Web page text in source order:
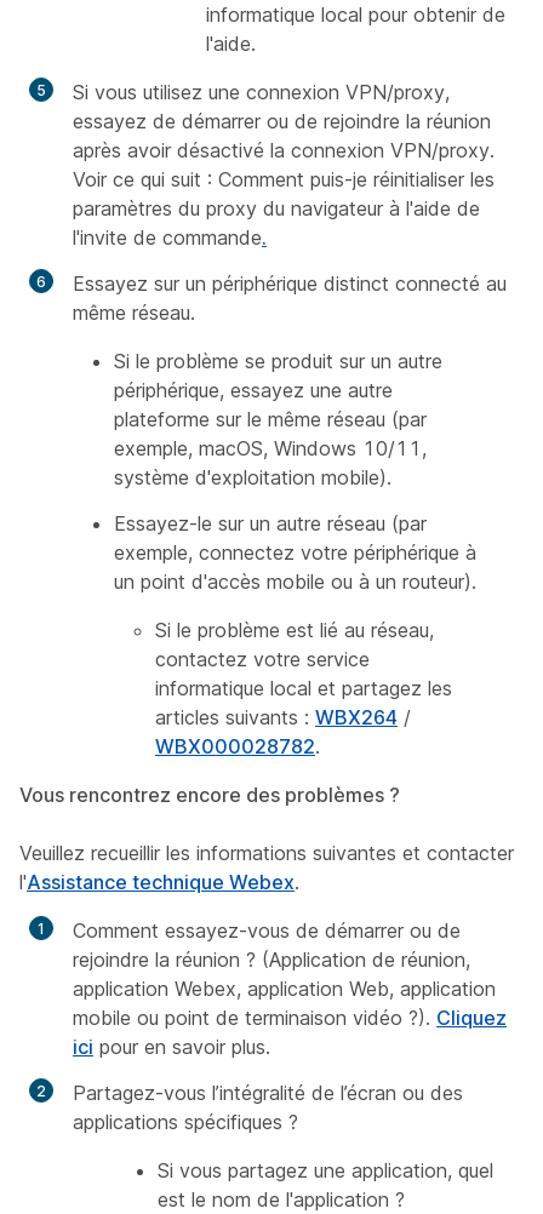
informatique local pour obtenir de
l'aide.
Si vous utilisez une connexion VPN/proxy,
essayez de démarrer ou de rejoindre la réunion
après avoir désactivé la connexion VPN/proxy.
Voir ce qui suit : Comment puis-je réinitialiser les
paramètres du proxy du navigateur à l'aide de
l'invite de commande.
Essayez sur un périphérique distinct connecté au
même réseau.
Si le problème se produit sur un autre
périphérique, essayez une autre
plateforme sur le même réseau (par
exemple, macOS, Windows 10/11,
système d'exploitation mobile).
Essayez-le sur un autre réseau (par
exemple, connectez votre périphérique à
un point d'accès mobile ou à un routeur).
Si le problème est lié au réseau,
contactez votre service
informatique local et partagez les
articles suivants : WBX264 /
WBX000028782.
Vous rencontrez encore des problèmes ?
Veuillez recueillir les informations suivantes et contacter
l'Assistance technique Webex.
Comment essayez-vous de démarrer ou de
rejoindre la réunion ? (Application de réunion,
application Webex, application Web, application
mobile ou point de terminaison vidéo ?). Cliquez
ici pour en savoir plus.
Partagez-vous l’intégralité de l’écran ou des
applications spécifiques ?
Si vous partagez une application, quel
est le nom de l'application ?